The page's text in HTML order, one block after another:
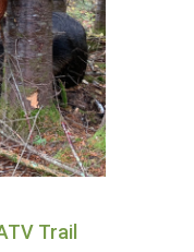
Trail